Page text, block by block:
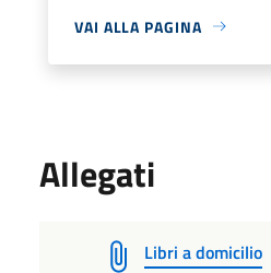
VAI ALLA PAGINA
Allegati
Libri a domicilio